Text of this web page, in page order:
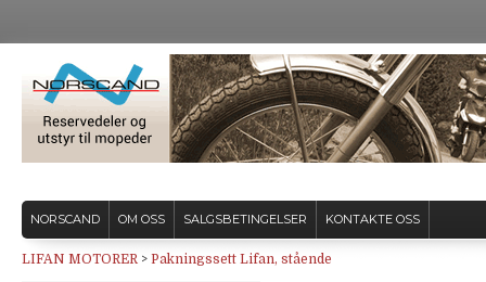
NORSCAND OM OSS SALGSBETINGELSER KONTAKTE OSS
LIFAN MOTORER > Pakningssett Lifan, stående